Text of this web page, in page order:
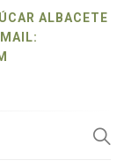
ALBACETE